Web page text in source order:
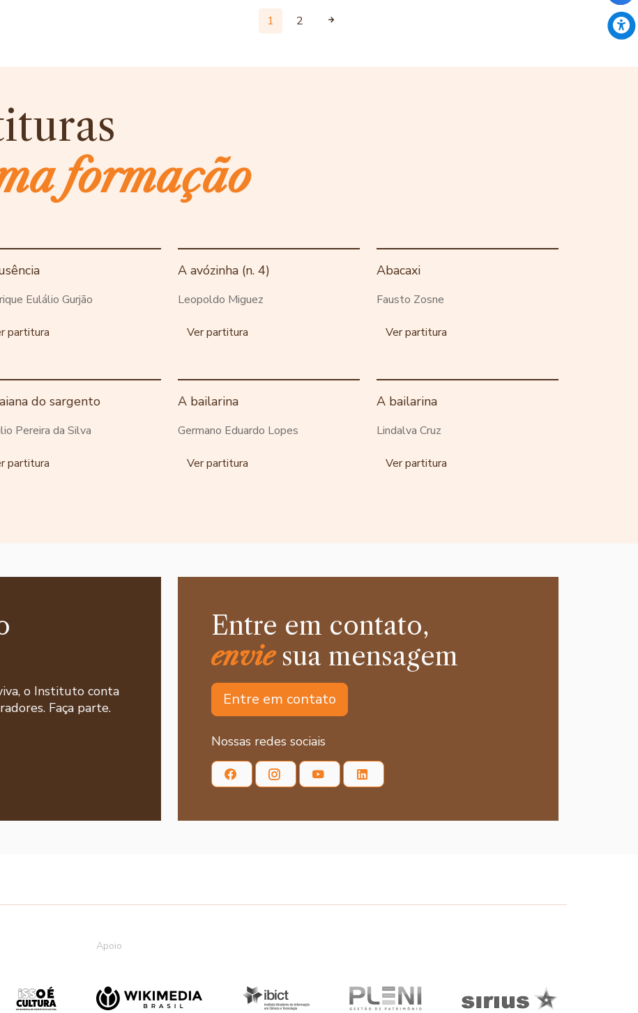
1 2
formação
Eulálio Gurjão
partitura
A avózinha (n. 4)
Leopoldo Miguez
Ver partitura
Abacaxi
Fausto Zosne
Ver partitura
do sargento
Pereira da Silva
partitura
A bailarina
Germano Eduardo Lopes
Ver partitura
A bailarina
Lindalva Cruz
Ver partitura
o Instituto conta
Faça parte.
Entre em contato,
enviesua mensagem
Entre em contato
Nossas redes sociais
Apoio